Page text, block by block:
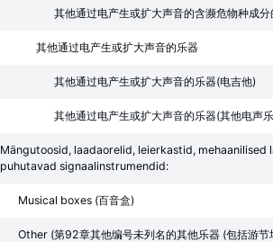
其他通过电产生或扩大声音的含濒危物种成
其他通过电产生或扩大声音的乐器
其他通过电产生或扩大声音的乐器(电吉他)
其他通过电产生或扩大声音的乐器(其他电声
Mängutoosid, laadaorelid, leierkastid,
puhutavad signaalinstrumendid:
Musical boxes (百音盒)
Other (第92章其他编号未列名的其他乐器 (包括游